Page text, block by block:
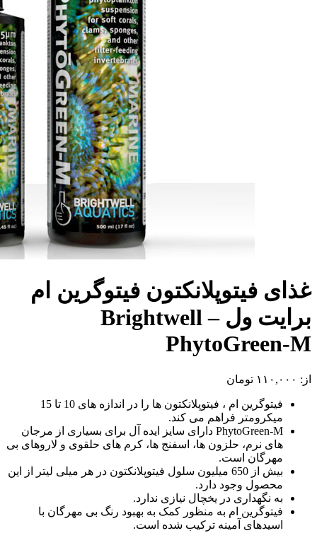
غذای فیتوپلانکتون فیتوگرین ام
برایت ول – Brightwell
PhytoGreen-M
از: ۱۱۰,۰۰۰ تومان
فیتوگرین ام ، فیتوپلانکتون ها را در اندازه های 10 تا 15
میکرومتر فراهم می کند.
PhytoGreen-M دارای سایز ایده آل برای بسیاری از مرجان
های نرم، حلزون ها، اسفنج ها، کرم های حلقوی و لاروهای بی
مهرگان است.
بیش از 650 میلیون سلول فیتوپلانکتون در هر میلی لیتر از این
محصول وجود دارد.
به نگهداری در یخچال نیازی ندارد.
فیتوگرین ام به منظور کمک به بهبود رنگ بی مهرگان با
اسیدهای آمینه ترکیب شده است.